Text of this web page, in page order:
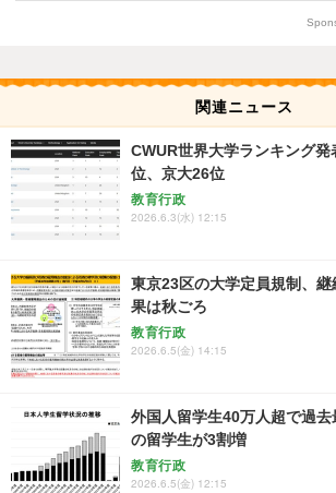
関連ニュース
CWUR世界大学ランキング
位、京大26位
教育行政
2026.6.3(水) 12:15
東京23区の大学定員規制、
果は秋ごろ
教育行政
2026.6.5(金) 14:15
外国人留学生40万人超で過
の留学生が3割増
教育行政
2026.6.5(金) 12:15